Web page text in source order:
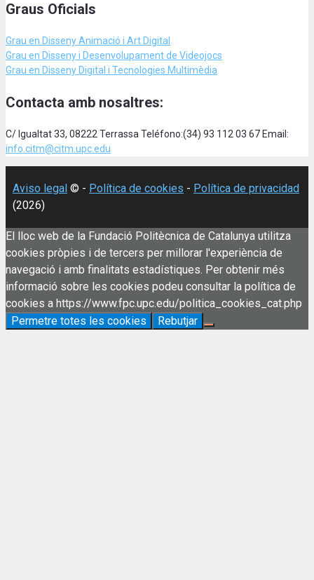
Graus Oficials
Grau en Disseny Animació i Art Digital
Grau en Disseny i Desenvolupament de Videojocs
Grau en Disseny Digital i Tecnologies Multimèdia
Contacta amb nosaltres:
C/ Igualtat 33, 08222 Terrassa Teléfono:(34) 93 112 03 67 Email:
info.citm@citm.upc.edu
Aviso legal © - Política de cookies - Política de privacidad
(2026)
El lloc web de la Fundació Politècnica de Catalunya utilitza
cookies pròpies i de tercers per millorar l'experiència de
navegació i amb finalitats estadístiques. Per obtenir més
informació sobre les cookies podeu consultar la política de
cookies a https://www.fpc.upc.edu/politica_cookies_cat.php
Permetre totes les cookies
Rebutjar